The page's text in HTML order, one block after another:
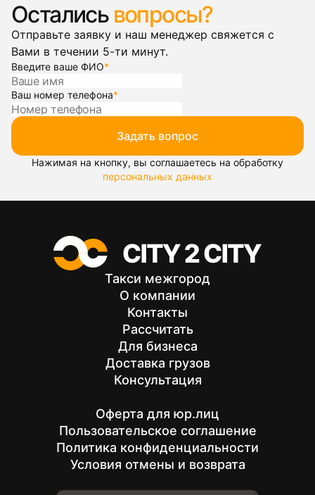
Остались вопросы?
Отправьте заявку и наш менеджер свяжется с
Вами в течении 5-ти минут.
Введите ваше ФИО*
Ваш номер телефона*
Задать вопрос
Нажимая на кнопку, вы соглашаетесь на обработку
персональных данных
Такси межгород
О компании
Контакты
Рассчитать
Для бизнеса
Доставка грузов
Консультация
Оферта для юр.лиц
Пользовательское соглашение
Политика конфиденциальности
Условия отмены и возврата